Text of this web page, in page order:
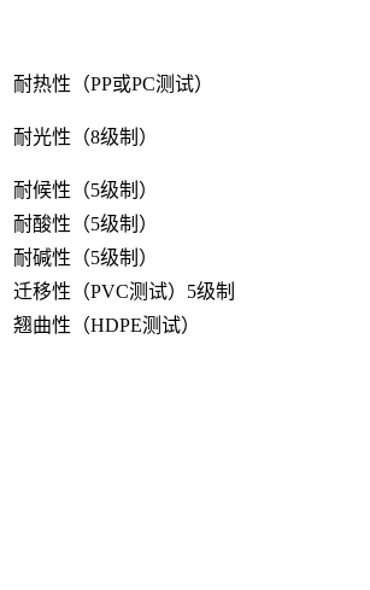
耐热性（PP或PC测试）
耐光性（8级制）
耐候性（5级制）
耐酸性（5级制）
耐碱性（5级制）
迁移性（PVC测试）5级制
翘曲性（HDPE测试）